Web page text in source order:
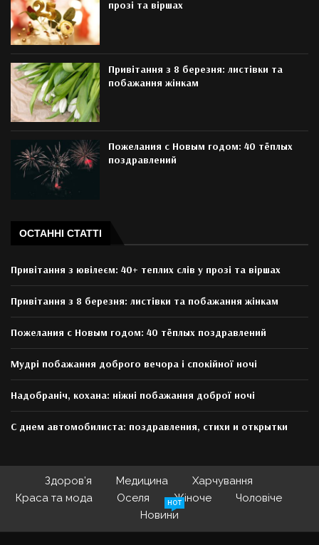
прозі та віршах
Привітання з 8 березня: листівки та
побажання жінкам
Пожелания с Новым годом: 40 тёплых
поздравлений
ОСТАННІ СТАТТІ
Привітання з ювілеєм: 40+ теплих слів у прозі та віршах
Привітання з 8 березня: листівки та побажання жінкам
Пожелания с Новым годом: 40 тёплых поздравлений
Мудрі побажання доброго вечора і спокійної ночі
Надобраніч, кохана: ніжні побажання доброї ночі
С днем автомобилиста: поздравления, стихи и открытки
Здоров’я Медицина
Харчування
Краса та мода
Оселя Жіноче
Чоловіче
Новини
HOT